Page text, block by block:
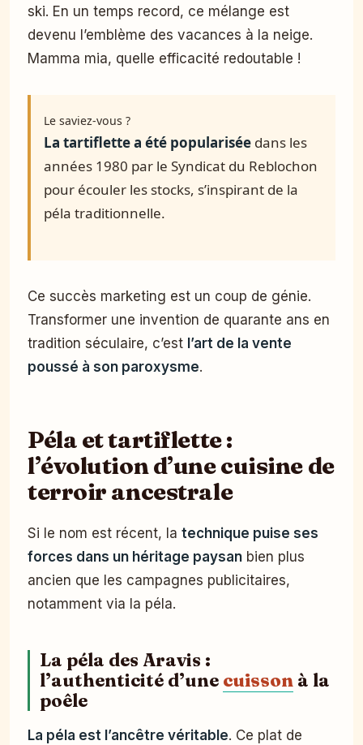
ski. En un temps record, ce mélange est
devenu l’emblème des vacances à la neige.
Mamma mia, quelle efficacité redoutable !
Le saviez-vous ?
La tartiflette a été popularisée dans les
années 1980 par le Syndicat du Reblochon
pour écouler les stocks, s’inspirant de la
péla traditionnelle.
Ce succès marketing est un coup de génie.
Transformer une invention de quarante ans en
tradition séculaire, c’est l’art de la vente
poussé à son paroxysme.
Péla et tartiflette :
l’évolution d’une cuisine de
terroir ancestrale
Si le nom est récent, la technique puise ses
forces dans un héritage paysan bien plus
ancien que les campagnes publicitaires,
notamment via la péla.
La péla des Aravis :
l’authenticité d’une cuisson à la
poêle
La péla est l’ancêtre véritable. Ce plat de